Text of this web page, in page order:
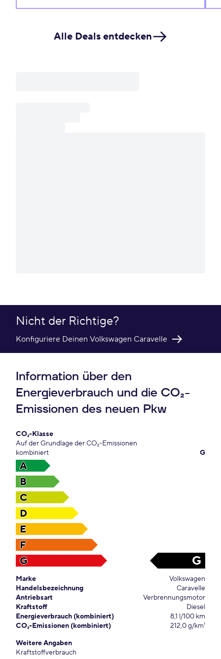
Alle Deals entdecken
Nicht der Richtige?
Konfiguriere Deinen Volkswagen Caravelle
Information über den
Energieverbrauch und die CO₂-
Emissionen des neuen Pkw
CO₂-Klasse
Auf der Grundlage der CO₂-Emissionen
kombiniert
G
A
B
C
D
E
F
G
G
Marke
Volkswagen
Handelsbezeichnung
Caravelle
Antriebsart
Verbrennungsmotor
Kraftstoff
Diesel
Energieverbrauch (kombiniert)
8,1 l/100 km
CO₂-Emissionen (kombiniert)
212,0 g/km¹
Weitere Angaben
Kraftstoffverbrauch